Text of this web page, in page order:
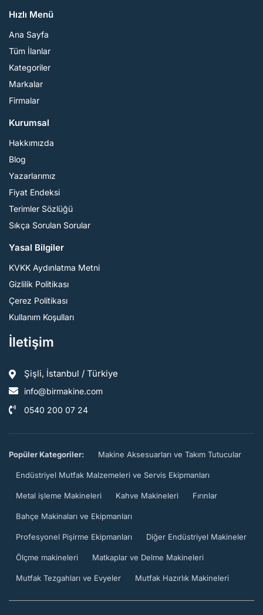
Hızlı Menü
Ana Sayfa
Tüm İlanlar
Kategoriler
Markalar
Firmalar
Kurumsal
Hakkımızda
Blog
Yazarlarımız
Fiyat Endeksi
Terimler Sözlüğü
Sıkça Sorulan Sorular
Yasal Bilgiler
KVKK Aydınlatma Metni
Gizlilik Politikası
Çerez Politikası
Kullanım Koşulları
İletişim
Şişli, İstanbul / Türkiye
info@birmakine.com
0540 200 07 24
Popüler Kategoriler: Makine Aksesuarları ve Takım Tutucular
Endüstriyel Mutfak Malzemeleri ve Servis Ekipmanları
Metal işleme Makineleri Kahve Makineleri Fırınlar
Bahçe Makinaları ve Ekipmanları
Profesyonel Pişirme Ekipmanları Diğer Endüstriyel Makineler
Ölçme makineleri Matkaplar ve Delme Makineleri
Mutfak Tezgahları ve Evyeler Mutfak Hazırlık Makineleri